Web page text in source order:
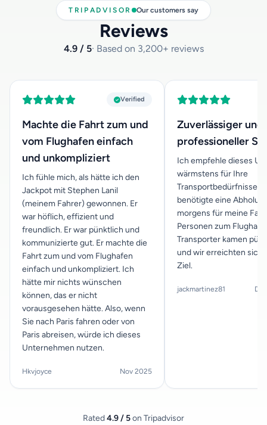
TRIPADVISOR Our customers say
Reviews
4.9 / 5· Based on 3,200+ reviews
Verified
Machte die Fahrt zum und
vom Flughafen einfach
und unkompliziert
Ich fühle mich, als hätte ich den
Jackpot mit Stephen Lanil
(meinem Fahrer) gewonnen. Er
war höflich, effizient und
freundlich. Er war pünktlich und
kommunizierte gut. Er machte die
Fahrt zum und vom Flughafen
einfach und unkompliziert. Ich
hätte mir nichts wünschen
können, das er nicht
vorausgesehen hätte. Also, wenn
Sie nach Paris fahren oder von
Paris abreisen, würde ich dieses
Unternehmen nutzen.
Hkvjoyce Nov 2025
Zuverlässiger und
professioneller
Ich empfehle dieses
wärmstens für Ihre
Transportbedürfnisse.
benötigte eine
morgens für meine
Personen zum
Transporter kamen
und wir erreichten
Ziel.
jackmartinez81
Rated4.9 / 5on Tripadvisor